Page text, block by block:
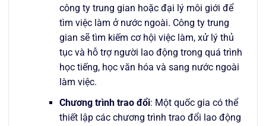
công ty trung gian hoặc đại lý môi giới để
tìm việc làm ở nước ngoài. Công ty trung
gian sẽ tìm kiếm cơ hội việc làm, xử lý thủ
tục và hỗ trợ người lao động trong quá trình
học tiếng, học văn hóa và sang nước ngoài
làm việc.
Chương trình trao đổi: Một quốc gia có thể
thiết lập các chương trình trao đổi lao động